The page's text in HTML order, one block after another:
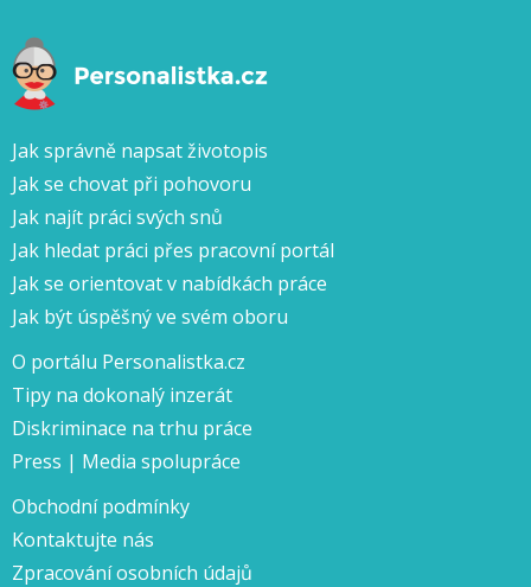
Jak správně napsat životopis
Jak se chovat při pohovoru
Jak najít práci svých snů
Jak hledat práci přes pracovní portál
Jak se orientovat v nabídkách práce
Jak být úspěšný ve svém oboru
O portálu Personalistka.cz
Tipy na dokonalý inzerát
Diskriminace na trhu práce
Press | Media spolupráce
Obchodní podmínky
Kontaktujte nás
Zpracování osobních údajů